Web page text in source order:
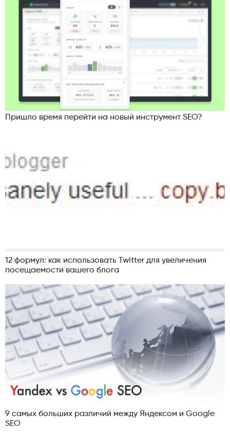
Пришло время перейти на новый инструмент SEO?
12 формул: как использовать Twitter для увеличения
посещаемости вашего блога
9 самых больших различий между Яндексом и Google
SEO